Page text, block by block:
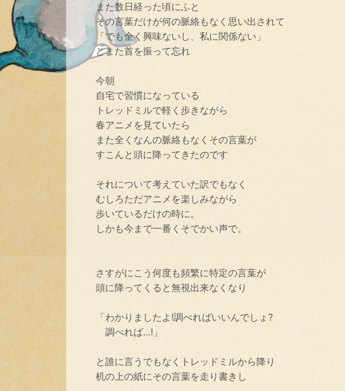
また数日経った頃にふと
その言葉だけが何の脈絡もなく思い出されて
「でも全く興味ないし、私に関係ない」
とまた首を振って忘れ
今朝
自宅で習慣になっている
トレッドミルで軽く歩きながら
春アニメを見ていたら
また全くなんの脈絡もなくその言葉が
すこんと頭に降ってきたのです
それについて考えていた訳でもなく
むしろただアニメを楽しみながら
歩いているだけの時に。
しかも今まで一番くそでかい声で。
さすがにこう何度も頻繁に特定の言葉が
頭に降ってくると無視出来なくなり
「わかりましたよ!調べればいいんでしょ?
調べれば…!」
と誰に言うでもなくトレッドミルから降り
机の上の紙にその言葉を走り書きし